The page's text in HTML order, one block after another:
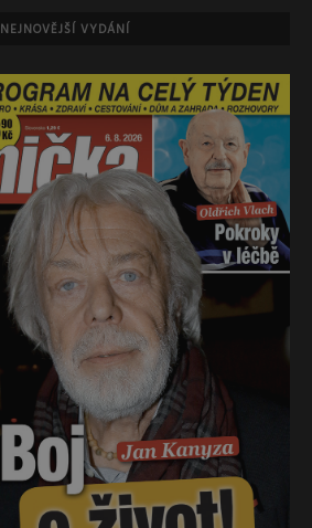
NEJNOVĚJŠÍ VYDÁNÍ